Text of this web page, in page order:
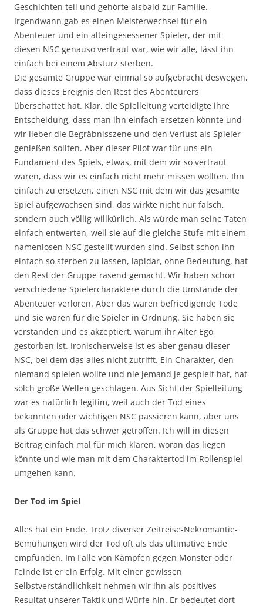
Geschichten teil und gehörte alsbald zur Familie.
Irgendwann gab es einen Meisterwechsel für ein
Abenteuer und ein alteingesessener Spieler, der mit
diesen NSC genauso vertraut war, wie wir alle, lässt ihn
einfach bei einem Absturz sterben.
Die gesamte Gruppe war einmal so aufgebracht deswegen,
dass dieses Ereignis den Rest des Abenteurers
überschattet hat. Klar, die Spielleitung verteidigte ihre
Entscheidung, dass man ihn einfach ersetzen könnte und
wir lieber die Begräbnisszene und den Verlust als Spieler
genießen sollten. Aber dieser Pilot war für uns ein
Fundament des Spiels, etwas, mit dem wir so vertraut
waren, dass wir es einfach nicht mehr missen wollten. Ihn
einfach zu ersetzen, einen NSC mit dem wir das gesamte
Spiel aufgewachsen sind, das wirkte nicht nur falsch,
sondern auch völlig willkürlich. Als würde man seine Taten
einfach entwerten, weil sie auf die gleiche Stufe mit einem
namenlosen NSC gestellt wurden sind. Selbst schon ihn
einfach so sterben zu lassen, lapidar, ohne Bedeutung, hat
den Rest der Gruppe rasend gemacht. Wir haben schon
verschiedene Spielercharaktere durch die Umstände der
Abenteuer verloren. Aber das waren befriedigende Tode
und sie waren für die Spieler in Ordnung. Sie haben sie
verstanden und es akzeptiert, warum ihr Alter Ego
gestorben ist. Ironischerweise ist es aber genau dieser
NSC, bei dem das alles nicht zutrifft. Ein Charakter, den
niemand spielen wollte und nie jemand je gespielt hat, hat
solch große Wellen geschlagen. Aus Sicht der Spielleitung
war es natürlich legitim, weil auch der Tod eines
bekannten oder wichtigen NSC passieren kann, aber uns
als Gruppe hat das schwer getroffen. Ich will in diesen
Beitrag einfach mal für mich klären, woran das liegen
könnte und wie man mit dem Charaktertod im Rollenspiel
umgehen kann.
Der Tod im Spiel
Alles hat ein Ende. Trotz diverser Zeitreise-Nekromantie-
Bemühungen wird der Tod oft als das ultimative Ende
empfunden. Im Falle von Kämpfen gegen Monster oder
Feinde ist er ein Erfolg. Mit einer gewissen
Selbstverständlichkeit nehmen wir ihn als positives
Resultat unserer Taktik und Würfe hin. Er bedeutet dort